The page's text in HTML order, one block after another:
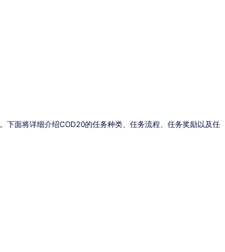
下面将详细介绍COD20的任务种类、任务流程、任务奖励以及任